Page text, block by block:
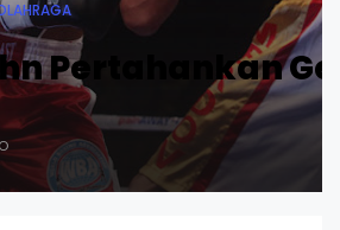
Pertahankan